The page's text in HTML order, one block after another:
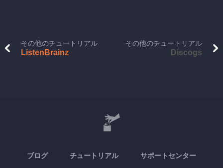
その他のチュートリアル
ListenBrainz
その他のチュートリアル
Discogs
ブログ チュートリアル サポートセンター